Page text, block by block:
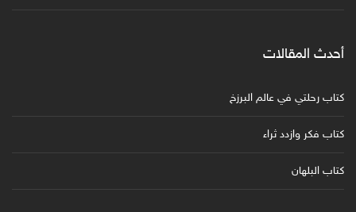
أحدث المقالات
كتاب رحلتي في عالم البرزخ
كتاب فكر وازدد ثراء
كتاب البلهان